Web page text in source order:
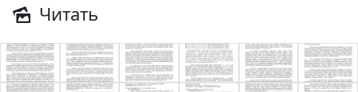
Читать